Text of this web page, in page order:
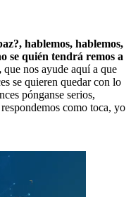
hablemos, hablemos,
se quién tendrá remos a
que nos ayude aquí a que
se quieren quedar con lo
pónganse serios,
como toca, yo